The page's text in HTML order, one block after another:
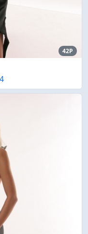
42P